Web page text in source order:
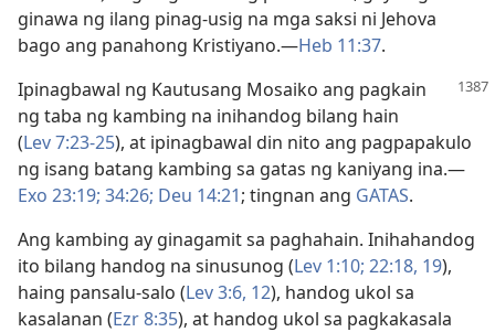
ginawa ng ilang pinag-usig na mga saksi ni Jehova
bago ang panahong Kristiyano.​—Heb 11:37.
Ipinagbawal ng Kautusang Mosaiko ang pagkain
ng taba ng kambing na inihandog bilang hain
(Lev 7:23-25), at ipinagbawal din nito ang pagpapakulo
ng isang batang kambing sa gatas ng kaniyang ina.​—
Exo 23:19; 34:26; Deu 14:21; tingnan ang GATAS.
Ang kambing ay ginagamit sa paghahain. Inihahandog
ito bilang handog na sinusunog (Lev 1:10; 22:18, 19),
haing pansalu-salo (Lev 3:6, 12), handog ukol sa
kasalanan (Ezr 8:35), at handog ukol sa pagkakasala